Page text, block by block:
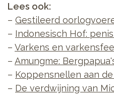
Lees ook:
– Gestileerd
– Indonesisch Hof:
– Varkens en
– Amungme:
– Koppensnellen aan
– De verdwijning van